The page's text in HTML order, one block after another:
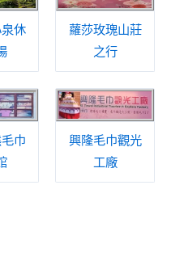
休
蘿莎玫瑰山莊
之行
巾
興隆毛巾觀光
工廠